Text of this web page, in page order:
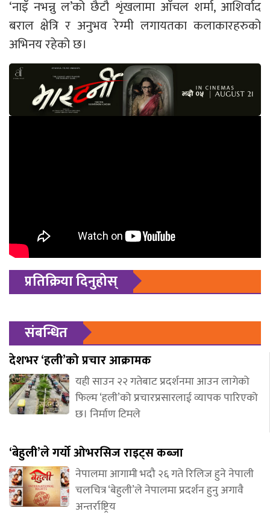
‘नाइँ नभन्नु ल’को छैटौ शृंखलामा आँचल शर्मा, आशिर्वाद
बराल क्षेत्रि र अनुभव रेग्मी लगायतका कलाकारहरुको
अभिनय रहेको छ।
प्रतिक्रिया दिनुहोस्
संबन्धित
देशभर ‘हली’को प्रचार आक्रामक
यही साउन २२ गतेबाट प्रदर्शनमा आउन लागेको
फिल्म ‘हली’को प्रचारप्रसारलाई व्यापक पारिएको
छ। निर्माण टिमले
‘बेहुली’ले गर्यो ओभरसिज राइट्स कब्जा
नेपालमा आगामी भदौ २६ गते रिलिज हुने नेपाली
चलचित्र ‘बेहुली’ले नेपालमा प्रदर्शन हुनु अगावै
अन्तर्राष्ट्रिय